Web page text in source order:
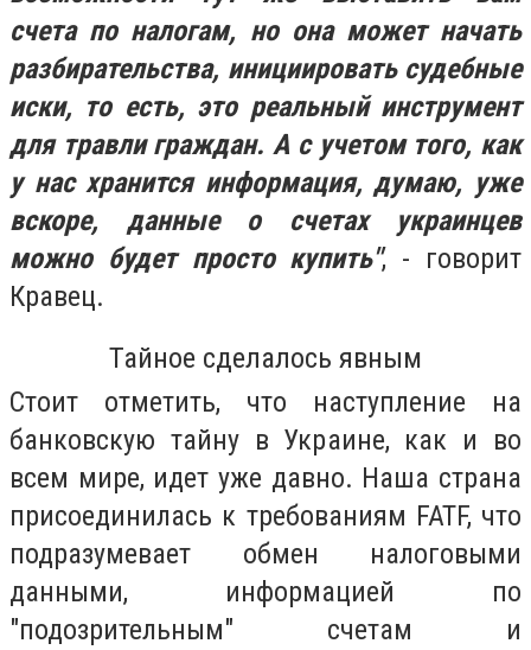
счета по налогам, но она может начать
разбирательства, инициировать судебные
иски, то есть, это реальный инструмент
для травли граждан. А с учетом того, как
у нас хранится информация, думаю, уже
вскоре, данные о счетах украинцев
можно будет просто купить", - говорит
Кравец.
Тайное сделалось явным
Стоит отметить, что наступление на
банковскую тайну в Украине, как и во
всем мире, идет уже давно. Наша страна
присоединилась к требованиям FATF, что
подразумевает обмен налоговыми
данными, информацией по
"подозрительным" счетам и